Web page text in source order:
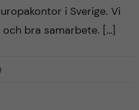
i Sverige. Vi
bra samarbete. […]